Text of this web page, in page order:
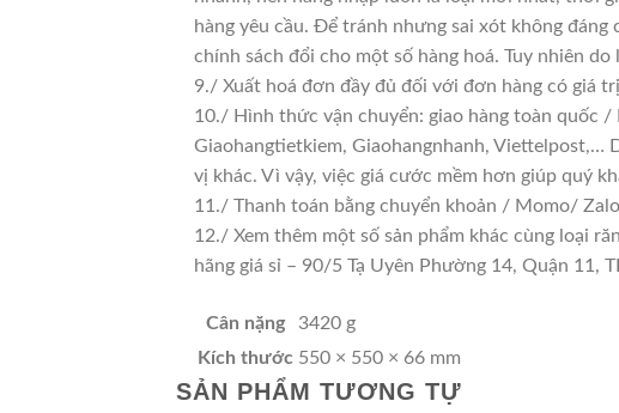
hàng yêu cầu. Để tránh nhưng sai xót không
chính sách đổi cho một số hàng hoá. Tuy nhiên
9./ Xuất hoá đơn đầy đủ đối với đơn hàng có giá
10./ Hình thức vận chuyển: giao hàng toàn quốc /
Giaohangtietkiem, Giaohangnhanh, Viettelpost,…
vị khác. Vì vậy, việc giá cước mềm hơn giúp quý
11./ Thanh toán bằng chuyển khoản / Momo/
12./ Xem thêm một số sản phẩm khác cùng loại
hãng giá sỉ – 90/5 Tạ Uyên Phường 14, Quận 11,
Cân nặng
3420 g
Kích thước 550 × 550 × 66 mm
SẢN PHẨM TƯƠNG TỰ
GIÁ SỈ
GIÁ TỐT